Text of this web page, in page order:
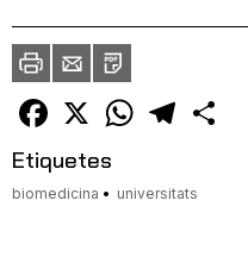
ImprimirEnvia
un
amic
PDF
Facebook
X WhatsAppTelegram
Etiquetes
biomedicina universitats